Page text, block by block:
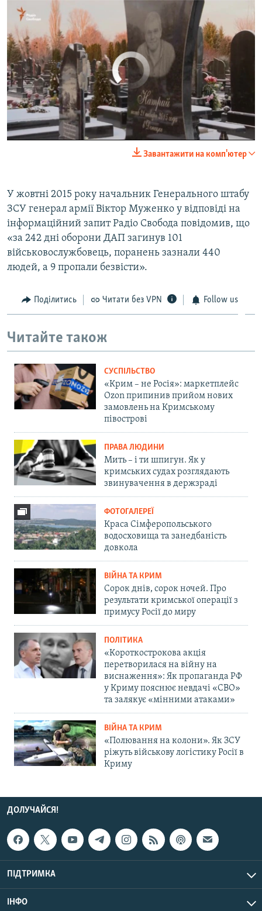
No media source currently available
Завантажити на комп'ютер
У жовтні 2015 року начальник Генерального штабу
ЗСУ генерал армії Віктор Муженко у відповіді на
інформаційний запит Радіо Свобода повідомив, що
«за 242 дні оборони ДАП загинув 101
військовослужбовець, поранень зазнали 440
людей, а 9 пропали безвісти».
Поділитись Читати без VPN Follow us
Читайте також
СУСПІЛЬСТВО
«Крим – не Росія»: маркетплейс
Ozon припинив прийом нових
замовлень на Кримському
півострові
ПРАВА ЛЮДИНИ
Мить – і ти шпигун. Як у
кримських судах розглядають
звинувачення в держзраді
ФОТОГАЛЕРЕЇ
Краса Сімферопольського
водосховища та занедбаність
довкола
ВІЙНА ТА КРИМ
Сорок днів, сорок ночей. Про
результати кримської операції з
примусу Росії до миру
ПОЛІТИКА
«Короткострокова акція
перетворилася на війну на
виснаження»: Як пропаганда РФ
у Криму пояснює невдачі «СВО»
та залякує «мінними атаками»
ВІЙНА ТА КРИМ
«Полювання на колони». Як ЗСУ
ріжуть військову логістику Росії в
Криму
ДОЛУЧАЙСЯ!
ПІДТРИМКА
ІНФО